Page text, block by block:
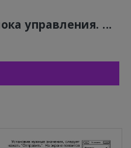
управления. ...